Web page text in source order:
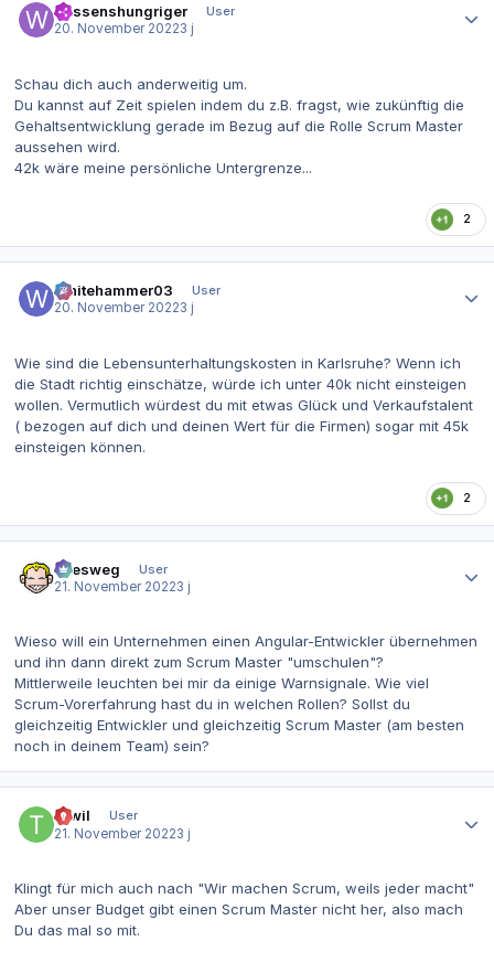
Wissenshungriger
User
20. November 20223 j
Schau dich auch anderweitig um.
Du kannst auf Zeit spielen indem du z.B. fragst, wie zukünftig die
Gehaltsentwicklung gerade im Bezug auf die Rolle Scrum Master
aussehen wird.
42k wäre meine persönliche Untergrenze...
2
Whitehammer03
User
20. November 20223 j
Wie sind die Lebensunterhaltungskosten in Karlsruhe? Wenn ich
die Stadt richtig einschätze, würde ich unter 40k nicht einsteigen
wollen. Vermutlich würdest du mit etwas Glück und Verkaufstalent
( bezogen auf dich und deinen Wert für die Firmen) sogar mit 45k
einsteigen können.
2
allesweg
User
21. November 20223 j
Wieso will ein Unternehmen einen Angular-Entwickler übernehmen
und ihn dann direkt zum Scrum Master "umschulen"?
Mittlerweile leuchten bei mir da einige Warnsignale. Wie viel
Scrum-Vorerfahrung hast du in welchen Rollen? Sollst du
gleichzeitig Entwickler und gleichzeitig Scrum Master (am besten
noch in deinem Team) sein?
Tiwil
User
21. November 20223 j
Klingt für mich auch nach "Wir machen Scrum, weils jeder macht"
Aber unser Budget gibt einen Scrum Master nicht her, also mach
Du das mal so mit.